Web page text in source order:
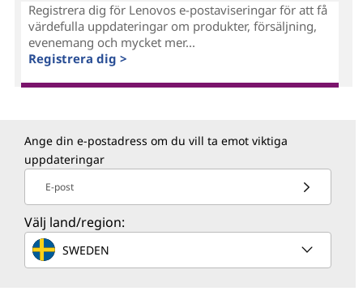
Registrera dig för Lenovos e-postaviseringar för att få
värdefulla uppdateringar om produkter, försäljning,
evenemang och mycket mer...
Registrera dig >
Ange din e-postadress om du vill ta emot viktiga
uppdateringar
E-post
Välj land/region:
SWEDEN